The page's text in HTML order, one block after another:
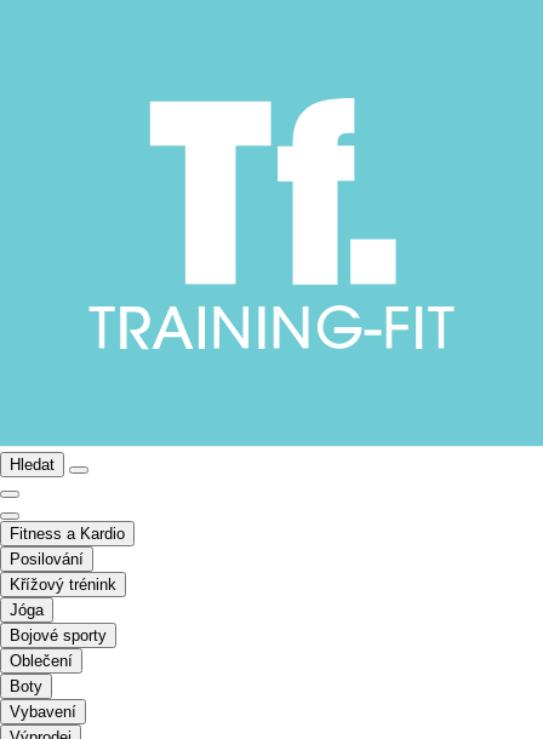
Hledat
Fitness a Kardio
Posilování
Křížový trénink
Jóga
Bojové sporty
Oblečení
Boty
Vybavení